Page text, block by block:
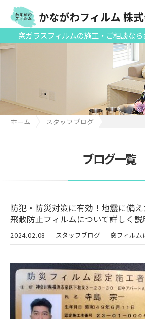
窓ガラスフィルムの施工・ご相談なら
かながわフィルム 株
ホーム
スタッフブログ
ブログ一覧
防犯・防災対策に有効！地震に備
飛散防止フィルムについて詳しく説
2024.02.08 スタッフブログ 窓フィルム